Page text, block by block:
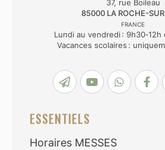
37, rue Boileau
85000 LA ROCHE-
FRANCE
Lundi au vendredi : 9h30‑12h
Vacances scolaires :
ESSENTIELS
Horaires MESSES